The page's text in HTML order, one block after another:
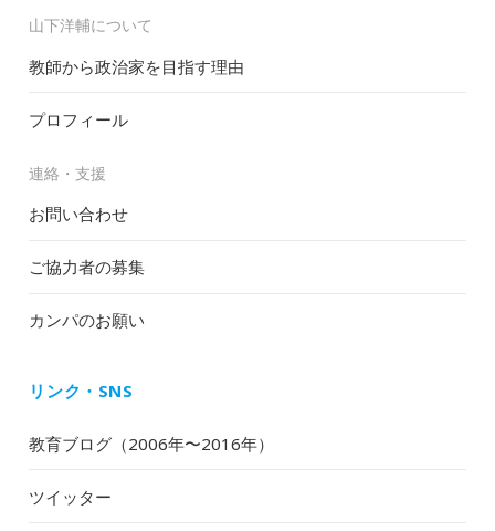
山下洋輔について
教師から政治家を目指す理由
プロフィール
連絡・支援
お問い合わせ
ご協力者の募集
カンパのお願い
リンク・SNS
教育ブログ（2006年〜2016年）
ツイッター